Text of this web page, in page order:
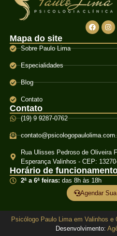
Mapa do site
Sobre Paulo Lima
Especialidades
Blog
Contato
Contato
(19) 9 9287-0762
Rua Ulisses Pedroso de Oliveira
Esperança Valinhos - CEP:
Horário de
2ª a 6ª feiras: das 8h às 18h
Agendar
Psicólogo Paulo Lima em Valinhos e
Desenvolvimento: